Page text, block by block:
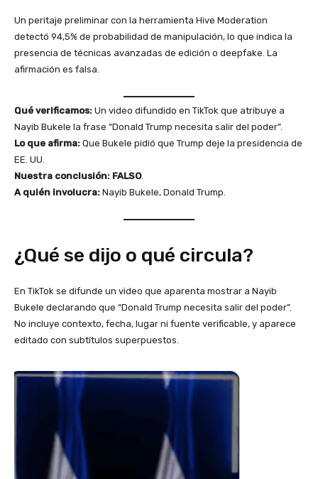
Un peritaje preliminar con la herramienta Hive Moderation
detectó 94,5% de probabilidad de manipulación, lo que indica la
presencia de técnicas avanzadas de edición o deepfake. La
afirmación es falsa.
Qué verificamos: Un video difundido en TikTok que atribuye a
Nayib Bukele la frase “Donald Trump necesita salir del poder”.
Lo que afirma: Que Bukele pidió que Trump deje la presidencia de
EE. UU.
Nuestra conclusión: FALSO.
A quién involucra: Nayib Bukele, Donald Trump.
¿Qué se dijo o qué circula?
En TikTok se difunde un video que aparenta mostrar a Nayib
Bukele declarando que “Donald Trump necesita salir del poder”.
No incluye contexto, fecha, lugar ni fuente verificable, y aparece
editado con subtítulos superpuestos.